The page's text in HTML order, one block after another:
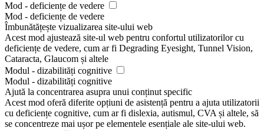
Mod - deficiențe de vedere
Mod - deficiențe de vedere
Îmbunătățește vizualizarea site-ului web
Acest mod ajustează site-ul web pentru confortul utilizatorilor cu
deficiențe de vedere, cum ar fi Degrading Eyesight, Tunnel Vision,
Cataracta, Glaucom și altele
Modul - dizabilități cognitive
Modul - dizabilități cognitive
Ajută la concentrarea asupra unui conținut specific
Acest mod oferă diferite opțiuni de asistență pentru a ajuta utilizatorii
cu deficiențe cognitive, cum ar fi dislexia, autismul, CVA și altele, să
se concentreze mai ușor pe elementele esențiale ale site-ului web.